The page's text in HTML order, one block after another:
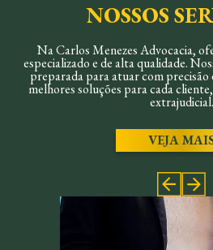
NOSSOS
Na Carlos Menezes Advocacia,
especializado e de alta qualidade.
preparada para atuar com precisão
melhores soluções para cada
extrajudicial.
VEJA